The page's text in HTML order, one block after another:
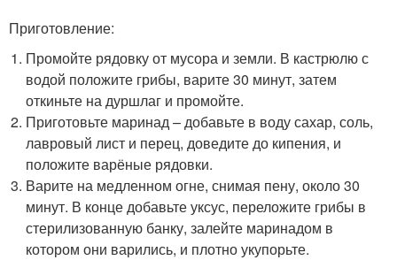
Приготовление:
Промойте рядовку от мусора и земли. В кастрюлю с
водой положите грибы, варите 30 минут, затем
откиньте на дуршлаг и промойте.
Приготовьте маринад – добавьте в воду сахар, соль,
лавровый лист и перец, доведите до кипения, и
положите варёные рядовки.
Варите на медленном огне, снимая пену, около 30
минут. В конце добавьте уксус, переложите грибы в
стерилизованную банку, залейте маринадом в
котором они варились, и плотно укупорьте.